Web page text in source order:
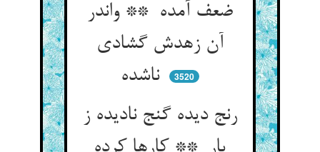
ضعف آمده ** واندر
آن زهدش گشادی
ناشده
3520
رنج دیده گنج نادیده ز